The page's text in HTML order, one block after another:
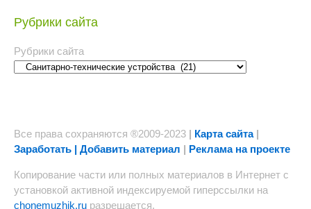
Рубрики сайта
Рубрики сайта
Все права сохраняются ®2009-2023 | Карта сайта|
Заработать | Добавить материал | Реклама на проекте
Копирование части или полных материалов в Интернет с
установкой активной индексируемой гиперссылки на
chonemuzhik.ru разрешается.